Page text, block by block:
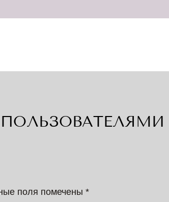
поля помечены*